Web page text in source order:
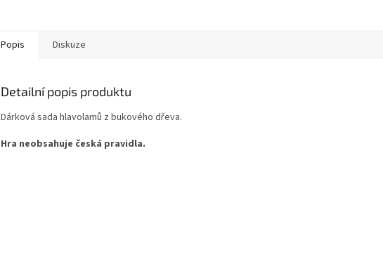
Popis Diskuze
Detailní popis produktu
Dárková sada hlavolamů z bukového dřeva.
Hra neobsahuje česká pravidla.